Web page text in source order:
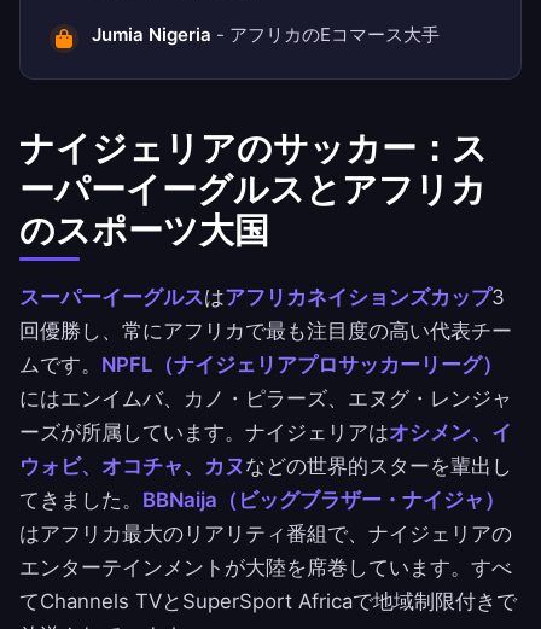
Jumia Nigeria - アフリカのEコマース大手
ナイジェリアのサッカー：ス
ーパーイーグルスとアフリカ
のスポーツ大国
スーパーイーグルスはアフリカネイションズカップ3
回優勝し、常にアフリカで最も注目度の高い代表チー
ムです。 NPFL（ナイジェリアプロサッカーリーグ）
にはエンイムバ、カノ・ピラーズ、エヌグ・レンジャ
ーズが所属しています。ナイジェリアはオシメン、イ
ウォビ、オコチャ、カヌなどの世界的スターを輩出し
てきました。 BBNaija（ビッグブラザー・ナイジャ）
はアフリカ最大のリアリティ番組で、ナイジェリアの
エンターテインメントが大陸を席巻しています。すべ
てChannels TVとSuperSport Africaで地域制限付きで